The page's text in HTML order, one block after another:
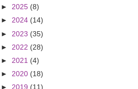
► 2025 (8)
► 2024 (14)
► 2023 (35)
► 2022 (28)
► 2021 (4)
► 2020 (18)
► 2019 (11)